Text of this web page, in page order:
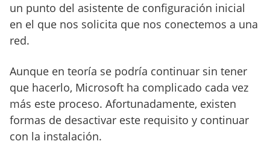
un punto del asistente de configuración inicial
en el que nos solicita que nos conectemos a una
red.
Aunque en teoría se podría continuar sin tener
que hacerlo, Microsoft ha complicado cada vez
más este proceso. Afortunadamente, existen
formas de desactivar este requisito y continuar
con la instalación.